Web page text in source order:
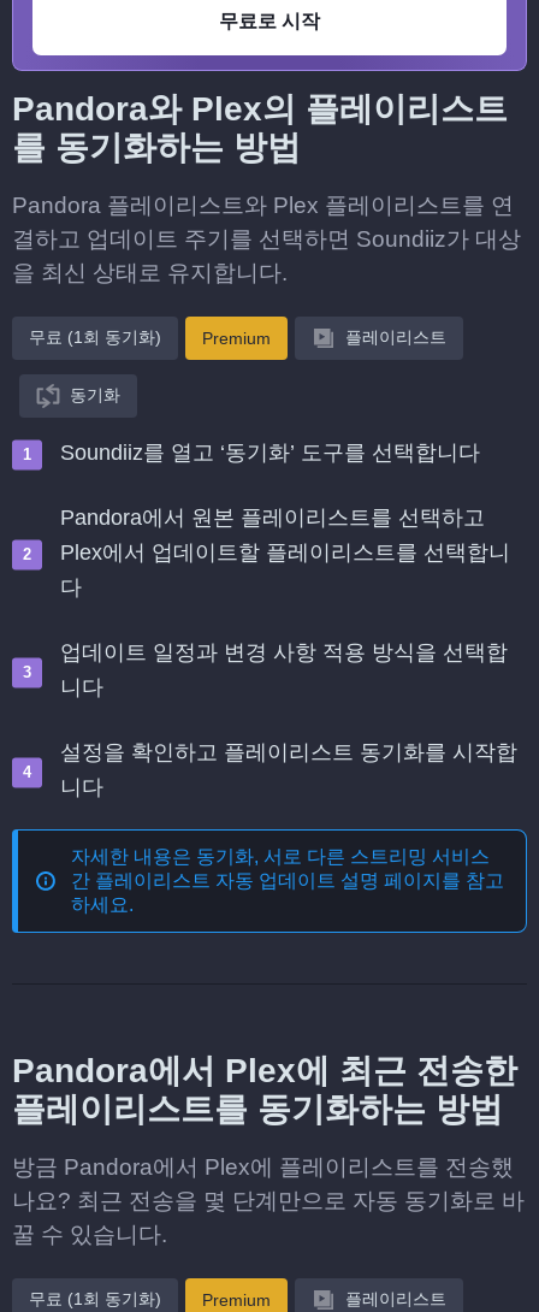
무료로 시작
Pandora와 Plex의 플레이리스트
를 동기화하는 방법
Pandora 플레이리스트와 Plex 플레이리스트를 연
결하고 업데이트 주기를 선택하면 Soundiiz가 대상
을 최신 상태로 유지합니다.
무료 (1회 동기화) Premium 플레이리스트
동기화
Soundiiz를 열고 ‘동기화’ 도구를 선택합니다
Pandora에서 원본 플레이리스트를 선택하고
Plex에서 업데이트할 플레이리스트를 선택합니
다
업데이트 일정과 변경 사항 적용 방식을 선택합
니다
설정을 확인하고 플레이리스트 동기화를 시작합
니다
자세한 내용은 동기화, 서로 다른 스트리밍 서비스
간 플레이리스트 자동 업데이트 설명 페이지를 참고
하세요.
Pandora에서 Plex에 최근 전송한
플레이리스트를 동기화하는 방법
방금 Pandora에서 Plex에 플레이리스트를 전송했
나요? 최근 전송을 몇 단계만으로 자동 동기화로 바
꿀 수 있습니다.
무료 (1회 동기화) Premium 플레이리스트